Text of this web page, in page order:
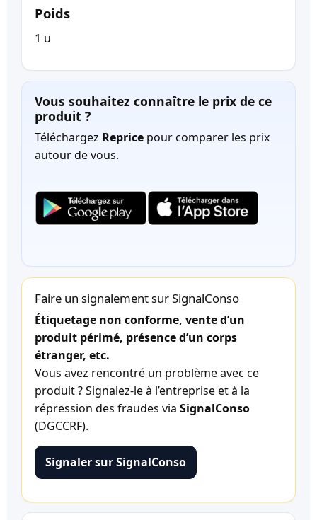
Poids
1 u
Vous souhaitez connaître le prix de ce
produit ?
Téléchargez Reprice pour comparer les prix
autour de vous.
Faire un signalement sur SignalConso
Étiquetage non conforme, vente d’un
produit périmé, présence d’un corps
étranger, etc.
Vous avez rencontré un problème avec ce
produit ? Signalez-le à l’entreprise et à la
répression des fraudes via SignalConso
(DGCCRF).
Signaler sur SignalConso